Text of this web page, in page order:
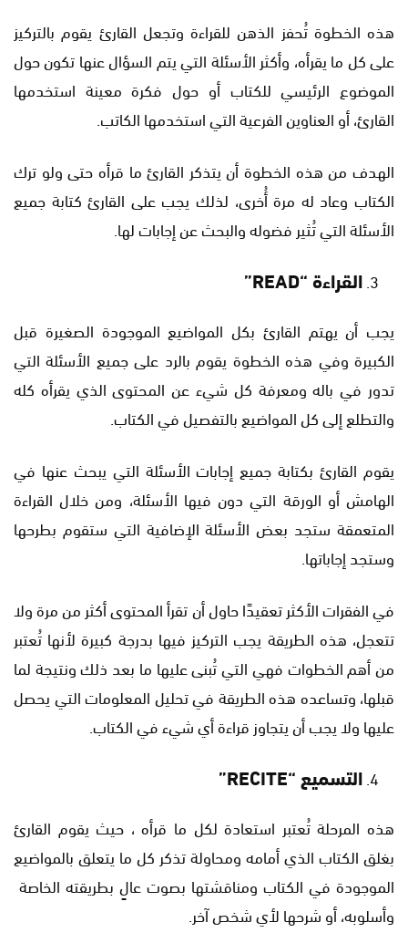
هذه الخطوة تُحفز الذهن للقراءة وتجعل القارئ يقوم بالتركيز
على كل ما يقرأه، وأكثر الأسئلة التي يتم السؤال عنها تكون حول
الموضوع الرئيسي للكتاب أو حول فكرة معينة استخدمها
القارئ، أو العناوين الفرعية التي استخدمها الكاتب.
الهدف من هذه الخطوة أن يتذكر القارئ ما قرأه حتى ولو ترك
الكتاب وعاد له مرة أُخرى، لذلك يجب على القارئ كتابة جميع
الأسئلة التي تُثير فضوله والبحث عن إجابات لها.
القراءة “READ”
يجب أن يهتم القارئ بكل المواضيع الموجودة الصغيرة قبل
الكبيرة وفي هذه الخطوة يقوم بالرد على جميع الأسئلة التي
تدور في باله ومعرفة كل شيء عن المحتوى الذي يقرأه كله
والتطلع إلى كل المواضيع بالتفصيل في الكتاب.
يقوم القارئ بكتابة جميع إجابات الأسئلة التي يبحث عنها في
الهامش أو الورقة التي دون فيها الأسئلة، ومن خلال القراءة
المتعمقة ستجد بعض الأسئلة الإضافية التي ستقوم بطرحها
وستجد إجاباتها.
في الفقرات الأكثر تعقيدًا حاول أن تقرأ المحتوى أكثر من مرة ولا
تتعجل، هذه الطريقة يجب التركيز فيها بدرجة كبيرة لأنها تُعتبر
من أهم الخطوات فهي التي تُبنى عليها ما بعد ذلك ونتيجة لما
قبلها، وتساعده هذه الطريقة في تحليل المعلومات التي يحصل
عليها ولا يجب أن يتجاوز قراءة أي شيء في الكتاب.
التسميع “RECITE”
هذه المرحلة تُعتبر استعادة لكل ما قرأه ، حيث يقوم القارئ
بغلق الكتاب الذي أمامه ومحاولة تذكر كل ما يتعلق بالمواضيع
الموجودة في الكتاب ومناقشتها بصوت عالٍ بطريقته الخاصة
وأسلوبه، أو شرحها لأي شخص آخر.